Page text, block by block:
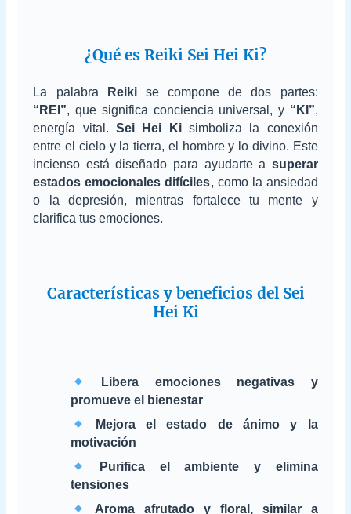
¿Qué es Reiki Sei Hei Ki?
La palabra Reikise compone de dos partes:
“REI”, que significa conciencia universal, y “KI”,
energía vital.Sei Hei Kisimboliza la conexión
entre el cielo y la tierra, el hombre y lo divino. Este
incienso está diseñado para ayudarte a superar
estados emocionales difíciles, como la ansiedad
o la depresión, mientras fortalece tu mente y
clarifica tus emociones.
Características y beneficios del Sei
Hei Ki
Libera emociones negativas y
promueve el bienestar
Mejora el estado de ánimo y la
motivación
Purifica el ambiente y elimina
tensiones
Aroma afrutado y floral, similar a